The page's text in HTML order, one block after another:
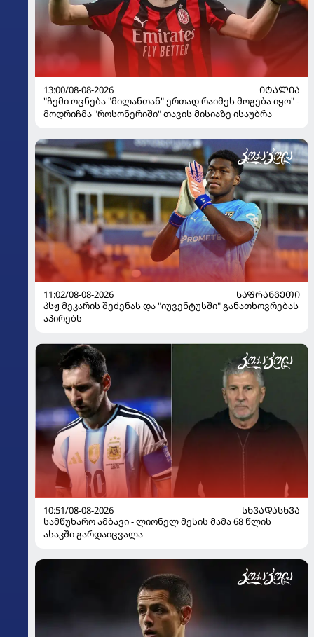
13:00/08-08-2026
ᲘᲢᲐᲚᲘᲐ
"ჩემი ოცნება "მილანთან" ერთად რაიმეს მოგება იყო" -
მოდრიჩმა "როსონერიში" თავის მისიაზე ისაუბრა
11:02/08-08-2026
ᲡᲐᲤᲠᲐᲜᲒᲔᲗᲘ
პსჟ მეკარის შეძენას და "იუვენტუსში" განათხოვრებას
აპირებს
10:51/08-08-2026
ᲡᲮᲕᲐᲓᲐᲡᲮᲕᲐ
სამწუხარო ამბავი - ლიონელ მესის მამა 68 წლის
ასაკში გარდაიცვალა